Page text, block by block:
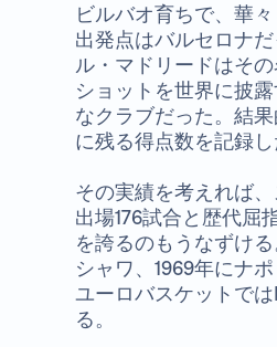
ビルバオ育ちで、華
出発点はバルセロナ
ル・マドリードはそ
ショットを世界に披
なクラブだった。結
に残る得点数を記録し
その実績を考えれば
出場176試合と歴代屈
を誇るのもうなずけ
シャワ、1969年にナ
ユーロバスケットで
る。